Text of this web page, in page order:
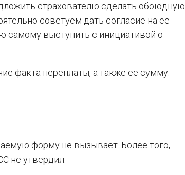
страхователю сделать обоюдную
советуем дать согласие на её
самому выступить с инициативой о
факта переплаты, а также ее сумму.
форму не вызывает. Более того,
не утвердил.